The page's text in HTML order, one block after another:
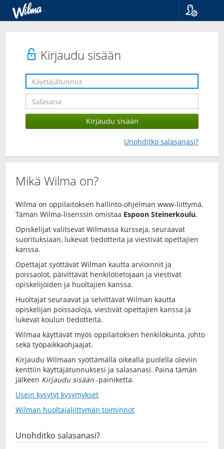
Kirjaudu sisään
Unohditko salasanasi?
Mikä Wilma on?
Wilma on oppilaitoksen hallinto-ohjelman www-liittymä.
Tämän Wilma-lisenssin omistaa Espoon Steinerkoulu.
Opiskelijat valitsevat Wilmassa kursseja, seuraavat
suorituksiaan, lukevat tiedotteita ja viestivät opettajien
kanssa.
Opettajat syöttävät Wilman kautta arvioinnit ja
poissaolot, päivittävät henkilötietojaan ja viestivät
opiskelijoiden ja huoltajien kanssa.
Huoltajat seuraavat ja selvittävät Wilman kautta
opiskelijan poissaoloja, viestivät opettajien kanssa ja
lukevat koulun tiedotteita.
Wilmaa käyttävät myös oppilaitoksen henkilökunta, johto
sekä työpaikkaohjaajat.
Kirjaudu Wilmaan syöttämällä oikealla puolella oleviin
kenttiin käyttäjätunnuksesi ja salasanasi. Paina tämän
jälkeen Kirjaudu sisään -painiketta.
Usein kysytyt kysymykset
Wilman huoltajaliittymän toiminnot
Unohditko salasanasi?